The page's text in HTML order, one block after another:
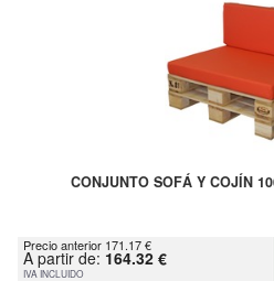
CONJUNTO SOFÁ Y COJÍN
Precio anterior 171.17 €
A partir de: 164.32 €
IVA INCLUIDO